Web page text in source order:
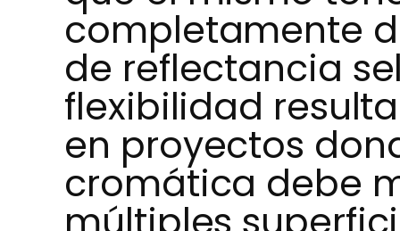
completamente
de reflectancia
flexibilidad
en proyectos
cromática debe